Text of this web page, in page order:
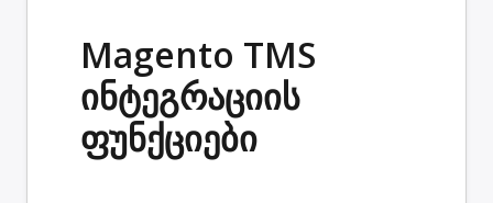
Magento TMS
ინტეგრაციის
ფუნქციები